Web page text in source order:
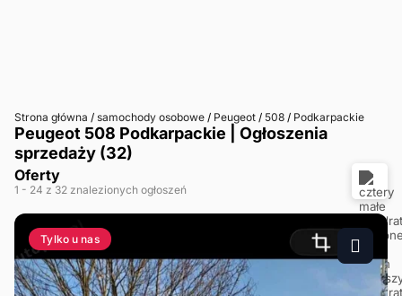
Strona główna / samochody osobowe / Peugeot / 508 / Podkarpackie
Peugeot 508 Podkarpackie | Ogłoszenia
sprzedaży (32)
Oferty
1 - 24 z 32 znalezionych ogłoszeń
Tylko u nas